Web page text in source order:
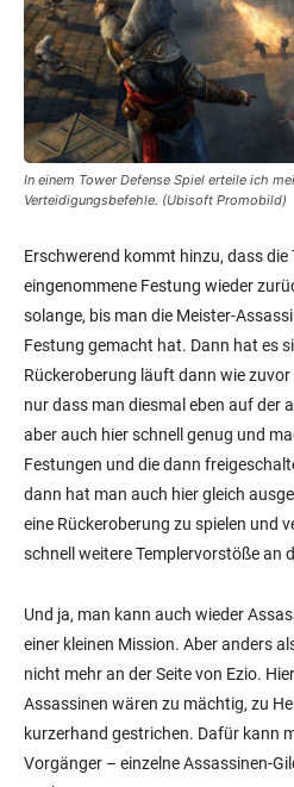
In einem Tower Defense Spiel erteile ich
Verteidigungsbefehle. (Ubisoft Promobild)
Erschwerend kommt hinzu, dass die
eingenommene Festung wieder
solange, bis man die Meister-
Festung gemacht hat. Dann hat es
Rückeroberung läuft dann wie zuvor
nur dass man diesmal eben auf der
aber auch hier schnell genug und
Festungen und die dann
dann hat man auch hier gleich
eine Rückeroberung zu spielen und
schnell weitere Templervorstöße an
Und ja, man kann auch wieder
einer kleinen Mission. Aber anders
nicht mehr an der Seite von Ezio.
Assassinen wären zu mächtig, zu
kurzerhand gestrichen. Dafür kann
Vorgänger – einzelne Assassinen-